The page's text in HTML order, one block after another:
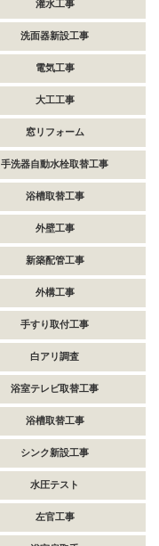
灌水工事
洗面器新設工事
電気工事
大工工事
窓リフォーム
手洗器自動水栓取替工事
浴槽取替工事
外壁工事
新築配管工事
外構工事
手すり取付工事
白アリ調査
浴室テレビ取替工事
浴槽取替工事
シンク新設工事
水圧テスト
左官工事